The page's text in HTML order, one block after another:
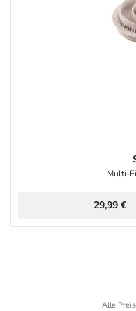
Multi-
29,99 €
Alle